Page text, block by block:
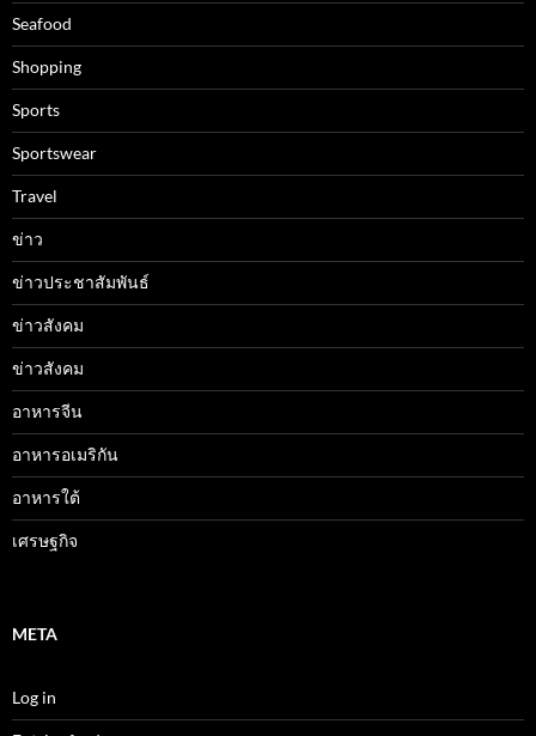
Seafood
Shopping
Sports
Sportswear
Travel
ข่าว
ข่าวประชาสัมพันธ์
ข่าวสังคม
ข่าวสังคม
อาหารจีน
อาหารอเมริกัน
อาหารใต้
เศรษฐกิจ
META
Log in